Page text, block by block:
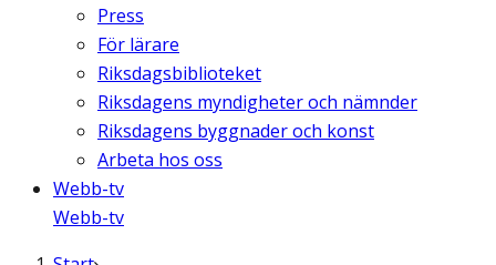
Press
För lärare
Riksdagsbiblioteket
Riksdagens myndigheter och nämnder
Riksdagens byggnader och konst
Arbeta hos oss
Webb-tv
Webb-tv